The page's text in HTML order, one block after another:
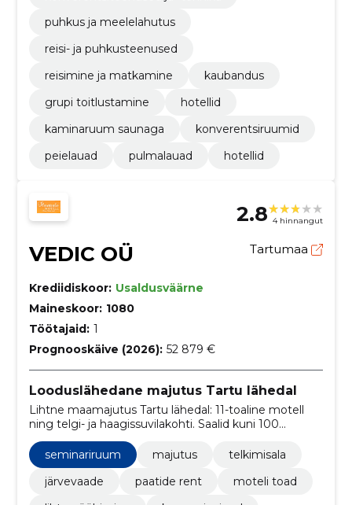
puhkus ja meelelahutus
reisi- ja puhkusteenused
reisimine ja matkamine
kaubandus
grupi toitlustamine
hotellid
kaminaruum saunaga
konverentsiruumid
peielauad
pulmalauad hotellid
2.8 4 hinnangut
VEDIC OÜ Tartumaa
Krediidiskoor: Usaldusväärne
Maineskoor: 1080
Töötajaid: 1
Prognooskäive (2026): 52 879 €
Looduslähedane majutus Tartu lähedal
Lihtne maamajutus Tartu lähedal: 11-toaline motell
ning telgi- ja haagissuvilakohti. Saalid kuni 100
inimesele, saun, paadi- ja SUP-rent ning juhendatud
matkad ja linnuvaatlus.
seminariruum majutus
telkimisala
järvevaade
paatide rent
moteli toad